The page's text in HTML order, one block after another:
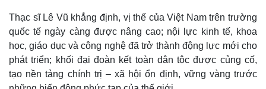
Quan sát
Cuộc sống đó đây
Hồ sơ
Video
Ảnh
E-Magazine
Infographic
Thạc sĩ Lê Vũ khẳng định, vị thế của Việt Nam trên trường
quốc tế ngày càng được nâng cao; nội lực kinh tế, khoa
học, giáo dục và công nghệ đã trở thành động lực mới cho
phát triển; khối đại đoàn kết toàn dân tộc được củng cố,
tạo nền tảng chính trị – xã hội ổn định, vững vàng trước